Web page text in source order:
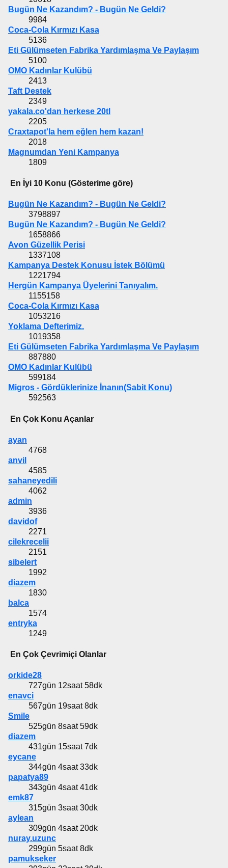
Bugün Ne Kazandım? - Bugün Ne Geldi?
9984
Coca-Cola Kırmızı Kasa
5136
Eti Gülümseten Fabrika Yardımlaşma Ve Paylaşım
5100
OMO Kadınlar Kulübü
2413
Taft Destek
2349
yakala.co'dan herkese 20tl
2205
Craxtapot'la hem eğlen hem kazan!
2018
Magnumdan Yeni Kampanya
1809
En İyi 10 Konu (Gösterime göre)
Bugün Ne Kazandım? - Bugün Ne Geldi?
3798897
Bugün Ne Kazandım? - Bugün Ne Geldi?
1658866
Avon Güzellik Perisi
1337108
Kampanya Destek Konusu İstek Bölümü
1221794
Hergün Kampanya Üyelerini Tanıyalım.
1155158
Coca-Cola Kırmızı Kasa
1053216
Yoklama Defterimiz.
1019358
Eti Gülümseten Fabrika Yardımlaşma Ve Paylaşım
887880
OMO Kadınlar Kulübü
599184
Migros - Gördüklerinize İnanın(Sabit Konu)
592563
En Çok Konu Açanlar
ayan
4768
anvil
4585
sahaneyedili
4062
admin
3936
davidof
2271
cilekrecelii
2151
sibelert
1992
diazem
1830
balca
1574
entryka
1249
En Çok Çevrimiçi Olanlar
orkide28
727gün 12saat 58dk
enavci
567gün 19saat 8dk
Smile
525gün 8saat 59dk
diazem
431gün 15saat 7dk
eycane
344gün 4saat 33dk
papatya89
343gün 4saat 41dk
emk87
315gün 3saat 30dk
aylean
309gün 4saat 20dk
nuray.uzunc
299gün 5saat 8dk
pamukseker